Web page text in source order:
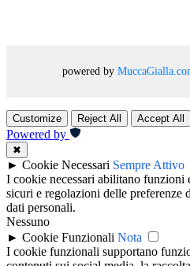
powered by
Customize Reject All Accept All
Powered by
✖
► Cookie Necessari Sempre Attivo
I cookie necessari abilitano funzioni
sicuri e regolazioni delle preferenze
dati personali.
Nessuno
► Cookie Funzionali Nota
I cookie funzionali supportano